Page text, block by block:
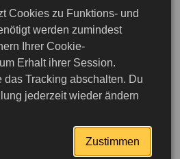
найдете ценные советы,
и удобные
помогут вам
максимально
можете ознакомиться с
Канады на странице
интересующие вопросы
- мы с радостью
в планировании
Cookies zu Funktions- und
werden zumindest
Ihrer Cookie-
Erhalt ihrer Session.
das Tracking abschalten. Du
jederzeit wieder ändern
Zustimmen